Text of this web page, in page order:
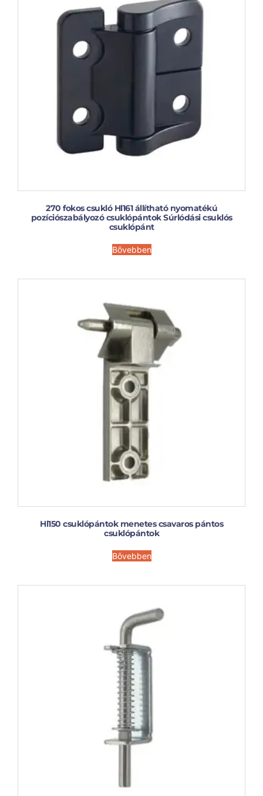
270 fokos csukló Hl161 állítható nyomatékú
pozíciószabályozó csuklópántok Súrlódási csuklós
csuklópánt
Bővebben
Hl150 csuklópántok menetes csavaros pántos
csuklópántok
Bővebben